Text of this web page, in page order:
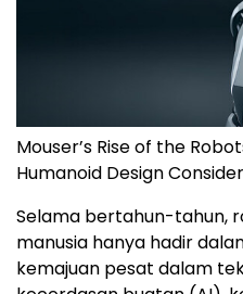
Mouser’s Rise of the
Humanoid Design
Selama bertahun-tahun,
manusia hanya hadir
kemajuan pesat dalam